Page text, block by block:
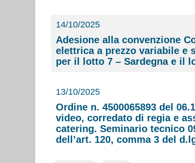
14/10/2025
Adesione alla convenzione
elettrica a prezzo variabile e
per il lotto 7 – Sardegna e il
13/10/2025
Ordine n. 4500065893 del
video, corredato di regia e
catering. Seminario tecnico
dell’art. 120, comma 3 del